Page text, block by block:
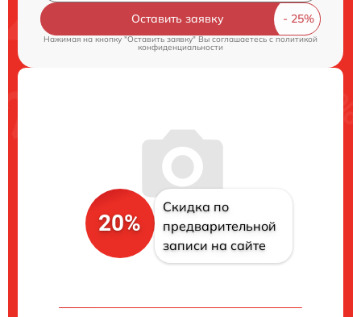
Оставить заявку
Нажимая на кнопку "Оставить заявку" Вы соглашаетесь c политикой
конфиденциальности
20%
Скидка по
предварительной
записи на сайте